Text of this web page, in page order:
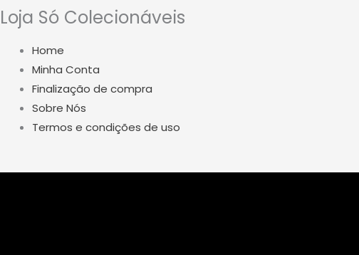
Loja Só Colecionáveis
Home
Minha Conta
Finalização de compra
Sobre Nós
Termos e condições de uso